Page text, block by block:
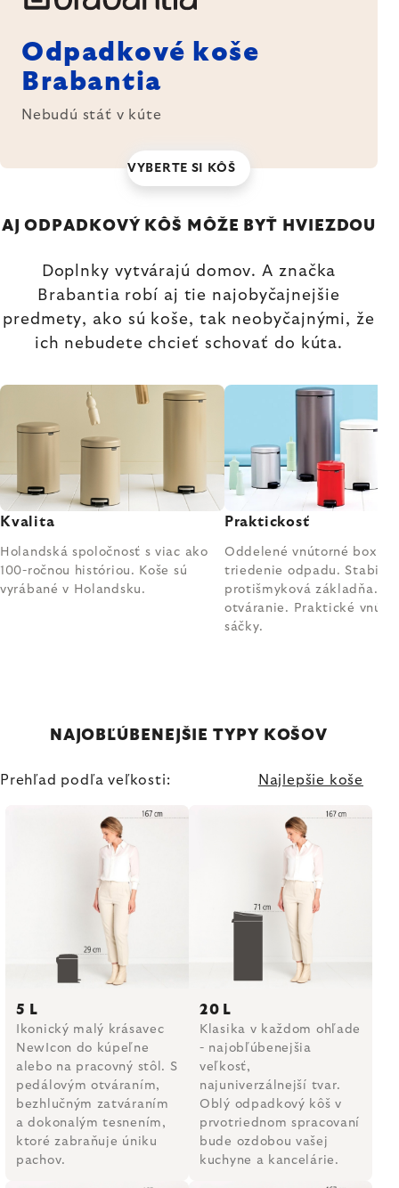
Odpadkové koše
Brabantia
Nebudú stáť v kúte
VYBERTE SI KÔŠ
AJ ODPADKOVÝ KÔŠ MÔŽE BYŤ HVIEZDOU
Doplnky vytvárajú domov. A značka
Brabantia robí aj tie najobyčajnejšie
predmety, ako sú koše, tak neobyčajnými, že
ich nebudete chcieť schovať do kúta.
Kvalita
Holandská spoločnosť s viac ako
100-ročnou históriou. Koše sú
vyrábané v Holandsku.
Praktickosť
Oddelené vnútorné boxy
triedenie odpadu. Stabilná
protišmyková základňa.
otváranie. Praktické
sáčky.
NAJOBĽÚBENEJŠIE TYPY KOŠOV
Prehľad podľa veľkosti: Najlepšie koše
5 L
Ikonický malý krásavec
NewIcon do kúpeľne
alebo na pracovný stôl. S
pedálovým otváraním,
bezhlučným zatváraním
a dokonalým tesnením,
ktoré zabraňuje úniku
pachov.
20 L
Klasika v každom ohľade
- najobľúbenejšia
veľkosť,
najuniverzálnejší tvar.
Oblý odpadkový kôš v
prvotriednom spracovaní
bude ozdobou vašej
kuchyne a kancelárie.